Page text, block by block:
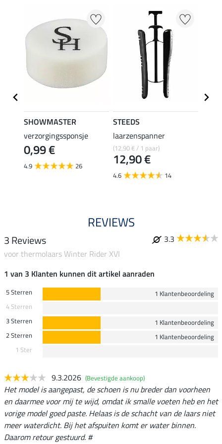
SHOWMASTER
verzorgingssponsje
0,99 €
4.9 26
STEEDS
laarzenspanner
(12,90 € / 1 paar)
12,90 €
4.6 14
REVIEWS
3 Reviews
3.3
voor thermolaars Winter Rider XVI
1 van 3 Klanten kunnen dit artikel aanraden
5 Sterren
1 Klantenbeoordeling
4 Sterren
3 Sterren
1 Klantenbeoordeling
2 Sterren
1 Klantenbeoordeling
1 Ster
9.3.2026 (Bevestigde aankoop)
Het model is aangepast, de schoen is nu breder dan voorheen
en daarmee voor mij te wijd, omdat ik smalle voeten heb en het
vorige model goed paste. Helaas is de schacht van de laars niet
meer waterdicht. Bij het afspuiten komt er water binnen.
Daarom retour gestuurd. #